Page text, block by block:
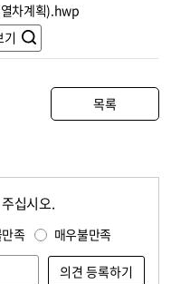
차계획).hwp
기
목록
십시오.
족 매우불만족